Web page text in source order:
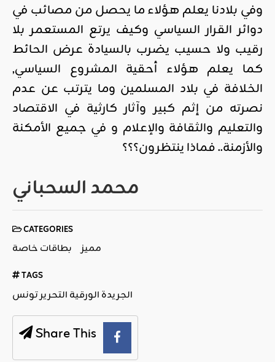
وفي بلادنا يعلم هؤلاء ما يحصل من مصائب في
دوائر القرار السياسي وكيف يرتع المستعمر بلا
رقيب ولا حسيب يضرب بالسيادة عرض الحائط
كما يعلم هؤلاء أحقية المشروع السياسي,
الخلافة في بلاد المسلمين وما يترتب عن عدم
نصرته من إثم كبير وآثار كارثية في الاقتصاد
والتعليم والثقافة والإعلام و في جميع الأمكنة
والأزمنة.. فماذا ينتظرون؟؟؟
محمد السحباني
CATEGORIES
بطاقات خاصة مميز
TAGS
الجريدة الورقية التحرير تونس
Share This